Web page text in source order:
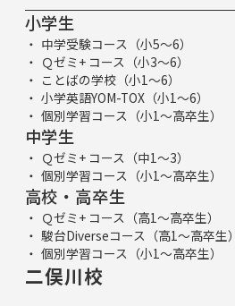
小学生
中学受験コース（小5～6）
Ｑゼミ+ コース（小3～6）
ことばの学校（小1～6）
小学英語YOM-TOX（小1～6）
個別学習コース（小1～高卒生）
中学生
Ｑゼミ+ コース（中1～3）
個別学習コース（小1～高卒生）
高校・高卒生
Ｑゼミ+ コース（高1～高卒生）
駿台Diverseコース（高1～高卒生）
個別学習コース（小1～高卒生）
二俣川校